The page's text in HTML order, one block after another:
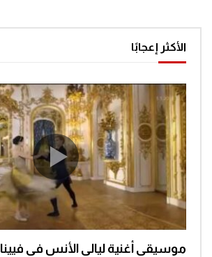
الأكثر إعجابًا
موسيقى أغنية ليالي الأنس في فيينا
Watch Later